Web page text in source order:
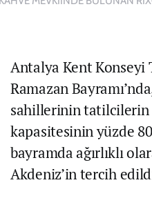
Antalya Kent Konseyi
Ramazan
sahillerinin tatilcilerin
kapasitesinin yüzde
bayramda ağırlıklı
Akdeniz’in tercih